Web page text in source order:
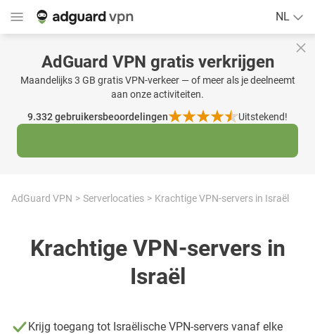
NL
AdGuard VPN gratis verkrijgen
Maandelijks 3 GB gratis VPN-verkeer — of meer als je deelneemt
aan onze activiteiten.
9.332gebruikersbeoordelingen Uitstekend!
AdGuard VPN Serverlocaties Krachtige VPN-servers in Israël
Krachtige VPN-servers in
Israël
Krijg toegang tot Israëlische VPN-servers vanaf elke